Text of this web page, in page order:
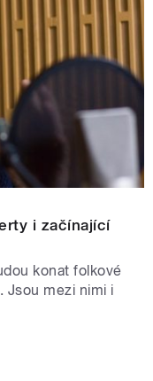
i začínající
konat folkové
Jsou mezi nimi i